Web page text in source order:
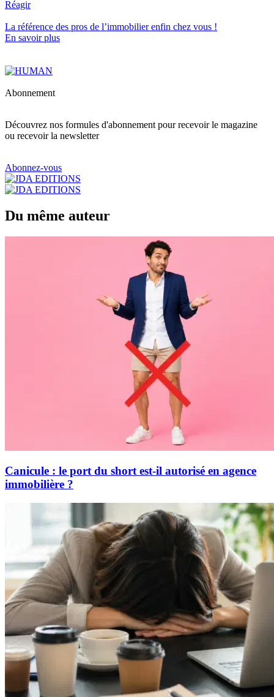
Réagir
La référence des pros de l’immobilierenfin chez vous !
En savoir plus
Abonnement
Découvrez nos formules d'abonnement pour recevoir le magazine
ou recevoir la newsletter
Abonnez-vous
Du même auteur
Canicule : le port du short est-il autorisé en agence
immobilière ?